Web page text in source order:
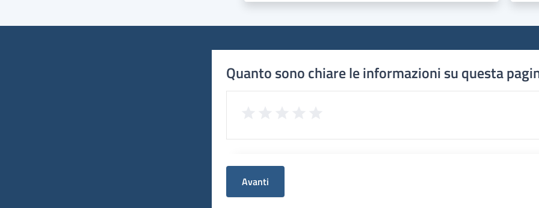
Quanto sono chiare le informazioni su questa
Avanti